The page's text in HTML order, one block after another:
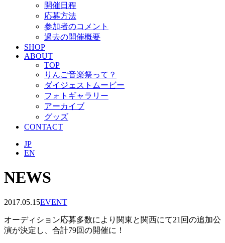
開催日程
応募方法
参加者のコメント
過去の開催概要
SHOP
ABOUT
TOP
りんご音楽祭って？
ダイジェストムービー
フォトギャラリー
アーカイブ
グッズ
CONTACT
JP
EN
NEWS
2017.05.15EVENT
オーディション応募多数により関東と関西にて21回の追加公
演が決定し、合計79回の開催に！